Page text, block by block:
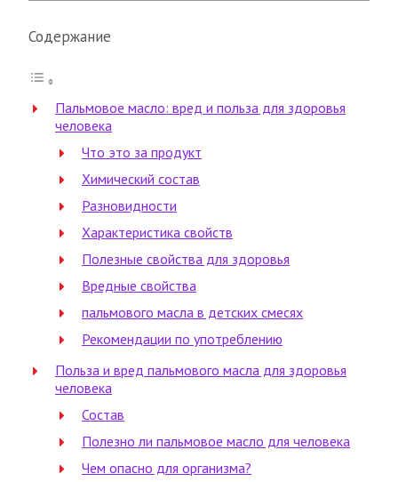
Содержание
Пальмовое масло: вред и польза для здоровья
человека
Что это за продукт
Химический состав
Разновидности
Характеристика свойств
Полезные свойства для здоровья
Вредные свойства
пальмового масла в детских смесях
Рекомендации по употреблению
Польза и вред пальмового масла для здоровья
человека
Состав
Полезно ли пальмовое масло для человека
Чем опасно для организма?